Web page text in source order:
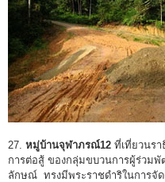
27. หมู่บ้านจุฬาภรณ์12 ที่เที่ยวนร
การต่อสู้ ของกลุ่มขบวนการผู้ร่วม
ลักษณ์ ทรงมีพระราชดำริในการจั